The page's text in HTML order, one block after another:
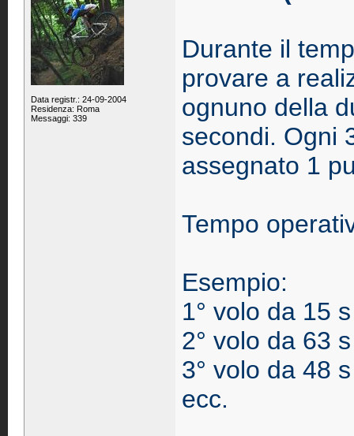
Data registr.: 24-09-2004
Residenza: Roma
Messaggi: 339
Durante il
provare a
ognuno della
secondi. Ogni
assegnato 1
Tempo
Esempio:
1° volo da 15
2° volo da 63
3° volo da 48
ecc.